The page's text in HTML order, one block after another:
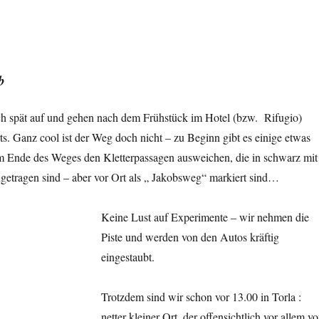
spät auf und gehen nach dem Frühstück im Hotel (bzw. Rifugio)
Ganz cool ist der Weg doch nicht – zu Beginn gibt es einige etwas
des Weges den Kletterpassagen ausweichen, die in schwarz mit
sind – aber vor Ort als „ Jakobsweg“ markiert sind…
Keine Lust auf Experimente – wir nehmen die
Piste und werden von den Autos kräftig
eingestaubt.
Trotzdem sind wir schon vor 13.00 in Torla :